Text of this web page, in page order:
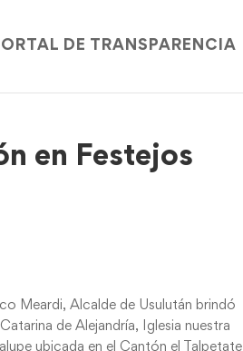
DE TRANSPARENCIA
en Festejos
Meardi, Alcalde de Usulután brindó
de Alejandría, Iglesia nuestra
ubicada en el Cantón el Talpetate